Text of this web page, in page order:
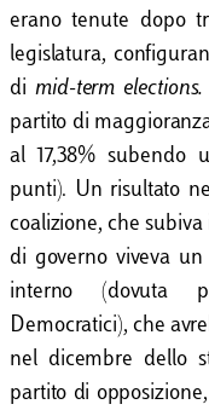
erano tenute dopo
legislatura,
di mid-term elections.
partito di
al 17,38% subendo
punti). Un risultato
coalizione, che
di governo viveva
interno (dovuta
Democratici), che
nel dicembre dello
partito di